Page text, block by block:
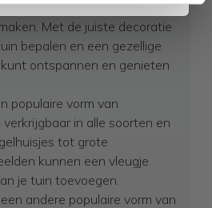
geweldige manier om je tuin
Met de juiste decoratie
bepalen en een gezellige
ontspannen en genieten
populaire vorm van
in alle soorten en
tot grote
kunnen een vleugje
je tuin toevoegen.
andere populaire vorm van